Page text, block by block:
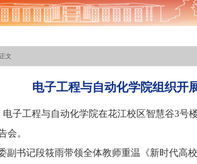
正文
电子工程与自动化学院组织开
电子工程与自动化学院在花江校区智慧谷3号
会。
副书记段筱雨带领全体教师重温《新时代高